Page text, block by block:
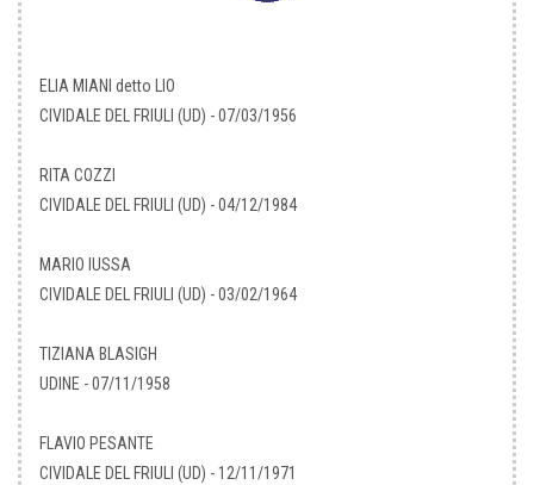
ELIA MIANI detto LIO
CIVIDALE DEL FRIULI (UD) - 07/03/1956
RITA COZZI
CIVIDALE DEL FRIULI (UD) - 04/12/1984
MARIO IUSSA
CIVIDALE DEL FRIULI (UD) - 03/02/1964
TIZIANA BLASIGH
UDINE - 07/11/1958
FLAVIO PESANTE
CIVIDALE DEL FRIULI (UD) - 12/11/1971